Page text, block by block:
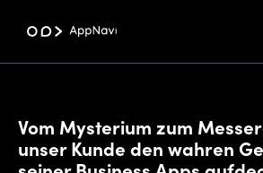
Vom Mysterium zum
unser Kunde den wahren